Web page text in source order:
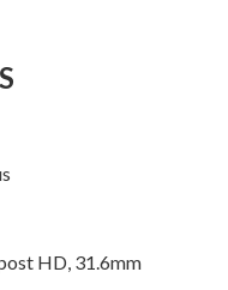
HD, 31.6mm